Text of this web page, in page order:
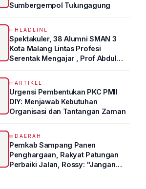
Sumbergempol Tulungagung
HEADLINE
Spektakuler, 38 Alumni SMAN 3
Kota Malang Lintas Profesi
Serentak Mengajar , Prof Abdul
ARTIKEL
Urgensi Pembentukan PKC PMII
DIY: Menjawab Kebutuhan
Organisasi dan Tantangan Zaman
DAERAH
Pemkab Sampang Panen
Penghargaan, Rakyat Patungan
Perbaiki Jalan, Rossy: "Jangan